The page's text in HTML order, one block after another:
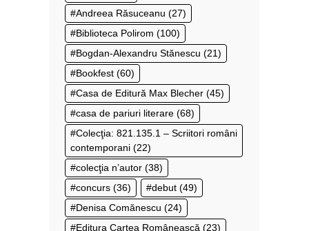
Andreea Răsuceanu (27)
Biblioteca Polirom (100)
Bogdan-Alexandru Stănescu (21)
Bookfest (60)
Casa de Editură Max Blecher (45)
casa de pariuri literare (68)
Colecţia: 821.135.1 – Scriitori români
contemporani (22)
colecţia n’autor (38)
concurs (36) debut (49)
Denisa Comănescu (24)
Editura Cartea Românească (23)